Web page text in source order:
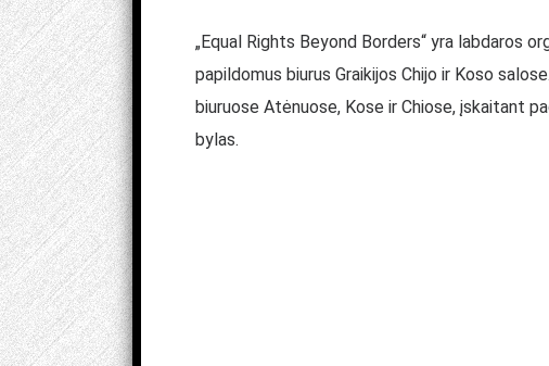
„Equal Rights Beyond Borders“ yra labdaros
papildomus biurus Graikijos Chijo ir Koso
biuruose Atėnuose, Kose ir Chiose, įskaitant
bylas.